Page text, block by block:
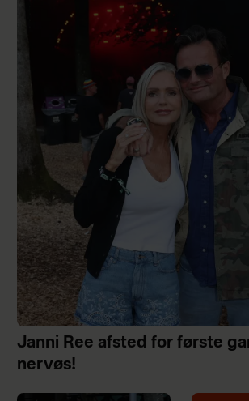
Janni Ree afsted for første
nervøs!